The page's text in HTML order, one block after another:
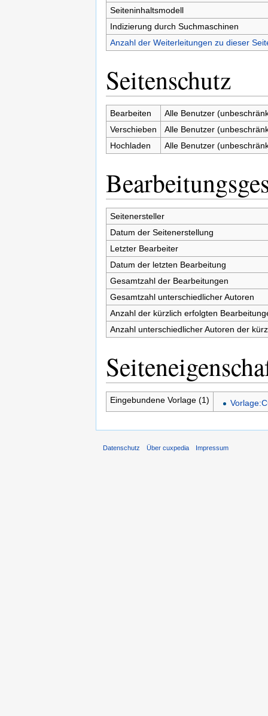
Seiteninhaltsmodell
Indizierung durch Suchmaschinen
Anzahl der Weiterleitungen zu dieser
Seitenschutz
Bearbeiten
Alle Benutzer
Verschieben
Alle Benutzer
Hochladen
Alle Benutzer
Seitenersteller
Datum der Seitenerstellung
Letzter Bearbeiter
Datum der letzten Bearbeitung
Gesamtzahl der Bearbeitungen
Gesamtzahl unterschiedlicher Autoren
Anzahl der kürzlich erfolgten
Anzahl unterschiedlicher Autoren der
Eingebundene Vorlage (1)
Datenschutz Über cuxpedia Impressum